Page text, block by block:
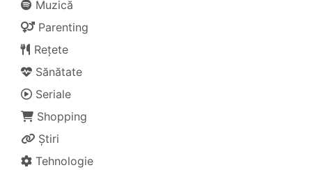
Muzică
Parenting
Rețete
Sănătate
Seriale
Shopping
Știri
Tehnologie